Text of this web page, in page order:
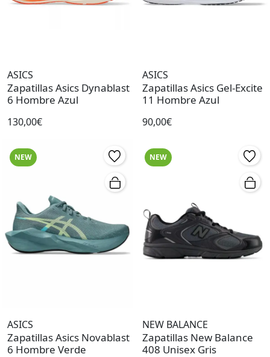
ASICS
Zapatillas Asics Dynablast
6 Hombre Azul
130,00€
ASICS
Zapatillas Asics Gel-Excite
11 Hombre Azul
90,00€
NEW
ASICS
Zapatillas Asics Novablast
6 Hombre Verde
NEW
NEW BALANCE
Zapatillas New Balance
408 Unisex Gris